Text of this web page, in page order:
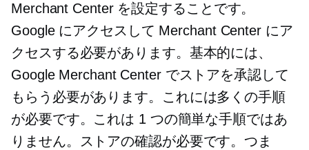
Merchant Center を設定することです。
Google にアクセスして Merchant Center にア
クセスする必要があります。基本的には、
Google Merchant Center でストアを承認して
もらう必要があります。これには多くの手順
が必要です。これは 1 つの簡単な手順ではあ
りません。ストアの確認が必要です。つま